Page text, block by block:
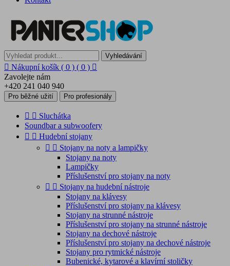
Vyhledávání
 Nákupní košík ( 0 ) ( 0 ) 
Zavolejte nám
+420 241 040 940
Pro běžné užití Pro profesionály
  Sluchátka
Soundbar a subwoofery
  Hudební stojany
  Stojany na noty a lampičky
Stojany na noty
Lampičky
Příslušenství pro stojany na noty
  Stojany na hudební nástroje
Stojany na klávesy
Příslušenství pro stojany na klávesy
Stojany na strunné nástroje
Příslušenství pro stojany na strunné nástroje
Stojany na dechové nástroje
Příslušenství pro stojany na dechové nástroje
Stojany pro rytmické nástroje
Bubenické, kytarové a klavírní stoličky